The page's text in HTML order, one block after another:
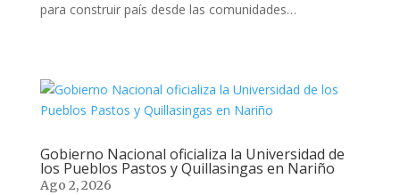
para construir país desde las comunidades…
Gobierno Nacional oficializa la Universidad de
los Pueblos Pastos y Quillasingas en Nariño
Ago 2, 2026